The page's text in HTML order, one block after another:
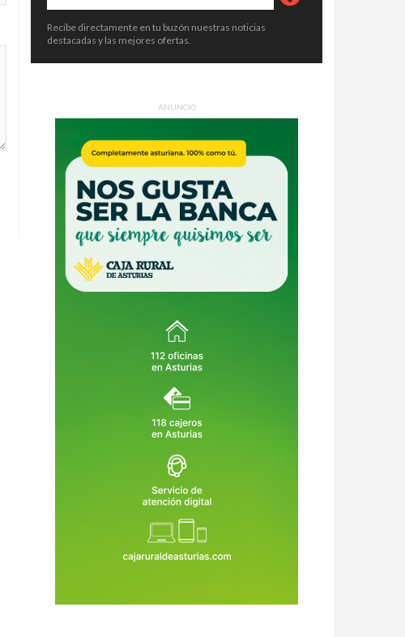
Recibe directamente en tu buzón nuestras noticias
destacadas y las mejores ofertas.
ANUNCIO